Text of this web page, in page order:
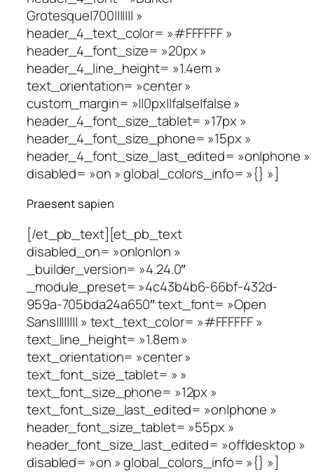
Grotesque|700||||||| »
header_4_text_color= »#FFFFFF »
header_4_font_size= »20px »
header_4_line_height= »1.4em »
text_orientation= »center »
custom_margin= »||0px||false|false »
header_4_font_size_tablet= »17px »
header_4_font_size_phone= »15px »
header_4_font_size_last_edited= »on|phone »
disabled= »on » global_colors_info= »{} »]
Praesent sapien
[/et_pb_text][et_pb_text
disabled_on= »on|on|on »
_builder_version= »4.24.0″
_module_preset= »4c43b4b6-66bf-432d-
959a-705bda24a650″ text_font= »Open
Sans|||||||| » text_text_color= »#FFFFFF »
text_line_height= »1.8em »
text_orientation= »center »
text_font_size_tablet= » »
text_font_size_phone= »12px »
text_font_size_last_edited= »on|phone »
header_font_size_tablet= »55px »
header_font_size_last_edited= »off|desktop »
disabled= »on » global_colors_info= »{} »]